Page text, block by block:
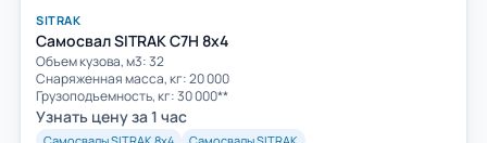
SITRAK
Самосвал SITRAK C7H 8x4
Объем кузова, м3: 32
Cнаряженная масса, кг: 20 000
Грузоподъемность, кг: 30 000**
Узнать цену за 1 час